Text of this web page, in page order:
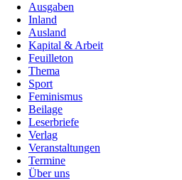
Ausgaben
Inland
Ausland
Kapital & Arbeit
Feuilleton
Thema
Sport
Feminismus
Beilage
Leserbriefe
Verlag
Veranstaltungen
Termine
Über uns